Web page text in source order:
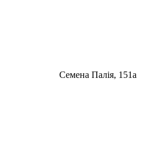
Семена Палія, 151а